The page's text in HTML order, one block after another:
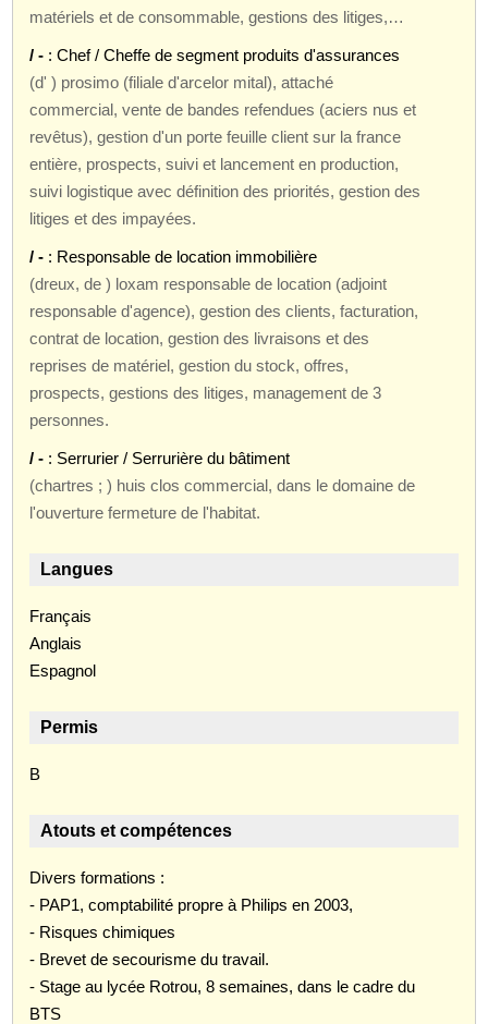
matériels et de consommable, gestions des litiges,…
/ - : Chef / Cheffe de segment produits d'assurances
(d' ) prosimo (filiale d'arcelor mital), attaché
commercial, vente de bandes refendues (aciers nus et
revêtus), gestion d'un porte feuille client sur la france
entière, prospects, suivi et lancement en production,
suivi logistique avec définition des priorités, gestion des
litiges et des impayées.
/ - : Responsable de location immobilière
(dreux, de ) loxam responsable de location (adjoint
responsable d'agence), gestion des clients, facturation,
contrat de location, gestion des livraisons et des
reprises de matériel, gestion du stock, offres,
prospects, gestions des litiges, management de 3
personnes.
/ - : Serrurier / Serrurière du bâtiment
(chartres ; ) huis clos commercial, dans le domaine de
l'ouverture fermeture de l'habitat.
Langues
Français
Anglais
Espagnol
Permis
B
Atouts et compétences
Divers formations :
- PAP1, comptabilité propre à Philips en 2003,
- Risques chimiques
- Brevet de secourisme du travail.
- Stage au lycée Rotrou, 8 semaines, dans le cadre du
BTS